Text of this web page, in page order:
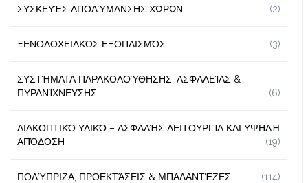
ΣΥΣΚΕΥΈΣ ΑΠΟΛΎΜΑΝΣΗΣ ΧΏΡΩΝ (2)
ΞΕΝΟΔΟΧΕΙΑΚΌΣ ΕΞΟΠΛΙΣΜΌΣ (3)
ΣΥΣΤΉΜΑΤΑ ΠΑΡΑΚΟΛΟΎΘΗΣΗΣ, ΑΣΦΑΛΕΊΑΣ &
ΠΥΡΑΝΊΧΝΕΥΣΗΣ
(6)
ΔΙΑΚΟΠΤΙΚΌ ΥΛΙΚΌ – ΑΣΦΑΛΉΣ ΛΕΙΤΟΥΡΓΊΑ ΚΑΙ ΥΨΗΛΉ
ΑΠΌΔΟΣΗ
(19)
ΠΟΛΎΠΡΙΖΑ, ΠΡΟΕΚΤΆΣΕΙΣ & ΜΠΑΛΑΝΤΈΖΕΣ (114)